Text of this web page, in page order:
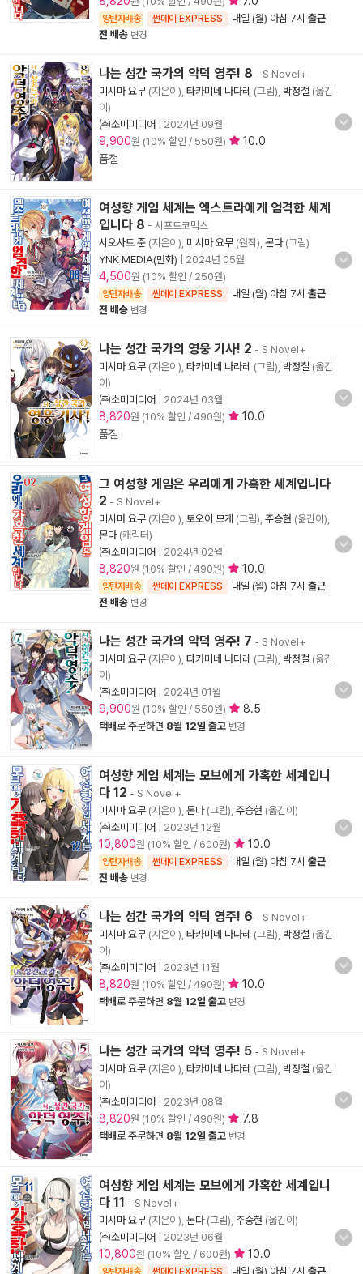
양탄자배송 썬데이 EXPRESS 내일 (월) 아침 7시 출근
전 배송 변경
나는 성간 국가의 악덕 영주! 8 - S Novel+
미시마 요무 (지은이), 타카미네 나다레 (그림), 박정철 (옮긴
이)
㈜소미미디어
2024년 09월
9,900원 (10% 할인 / 550원)
10.0
품절
여성향 게임 세계는 엑스트라에게 엄격한 세계
입니다 8 - 시프트코믹스
시오사토 준 (지은이), 미시마 요무 (원작), 몬다(그림)
YNK MEDIA(만화)
2024년 05월
4,500원 (10% 할인 / 250원)
양탄자배송 썬데이 EXPRESS 내일 (월) 아침 7시 출근
전 배송 변경
나는 성간 국가의 영웅 기사! 2 - S Novel+
미시마 요무 (지은이), 타카미네 나라레 (그림), 박정철 (옮긴
이)
㈜소미미디어
2024년 03월
8,820원 (10% 할인 / 490원)
10.0
품절
그 여성향 게임은 우리에게 가혹한 세계입니다
2 - S Novel+
미시마 요무 (지은이), 토오이 모게 (그림), 주승현 (옮긴이),
몬다(캐릭터)
㈜소미미디어
2024년 02월
8,820원 (10% 할인 / 490원) 10.0
양탄자배송 썬데이 EXPRESS 내일 (월) 아침 7시 출근
전 배송 변경
나는 성간 국가의 악덕 영주! 7 - S Novel+
미시마 요무 (지은이), 타카미네 나다레 (그림), 박정철 (옮긴
이)
㈜소미미디어
2024년 01월
9,900원 (10% 할인 / 550원) 8.5
택배로 주문하면 8월 12일 출고 변경
여성향 게임 세계는 모브에게 가혹한 세계입니
다 12 - S Novel+
미시마 요무 (지은이), 몬다(그림), 주승현 (옮긴이)
㈜소미미디어
2023년 12월
10,800원 (10% 할인 / 600원) 10.0
양탄자배송 썬데이 EXPRESS 내일 (월) 아침 7시 출근
전 배송 변경
나는 성간 국가의 악덕 영주! 6 - S Novel+
미시마 요무 (지은이), 타카미네 나다레 (그림), 박정철 (옮긴
이)
㈜소미미디어
2023년 11월
8,820원 (10% 할인 / 490원) 10.0
택배로 주문하면 8월 12일 출고 변경
나는 성간 국가의 악덕 영주! 5 - S Novel+
미시마 요무 (지은이), 타카미네 나다레 (그림), 박정철 (옮긴
이)
㈜소미미디어
2023년 08월
8,820원 (10% 할인 / 490원) 7.8
택배로 주문하면 8월 12일 출고 변경
여성향 게임 세계는 모브에게 가혹한 세계입니
다 11 - S Novel+
미시마 요무 (지은이), 몬다(그림), 주승현 (옮긴이)
㈜소미미디어
2023년 06월
10,800원 (10% 할인 / 600원) 10.0
양탄자배송 썬데이 EXPRESS 내일 (월) 아침 7시 출근